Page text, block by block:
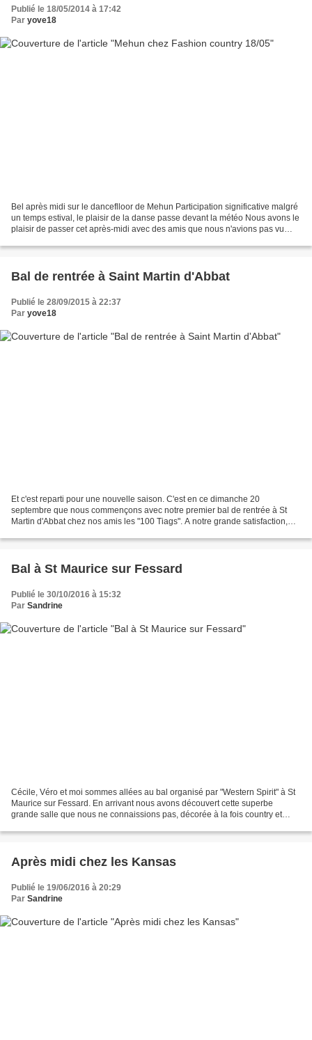
Publié le 18/05/2014 à 17:42
Par yove18
Bel après midi sur le danceflloor de Mehun Participation significative malgré
un temps estival, le plaisir de la danse passe devant la météo Nous avons le
plaisir de passer cet après-midi avec des amis que nous n'avions pas vu
Bal de rentrée à Saint Martin d'Abbat
Publié le 28/09/2015 à 22:37
Par yove18
Et c'est reparti pour une nouvelle saison. C'est en ce dimanche 20
septembre que nous commençons avec notre premier bal de rentrée à St
Martin d'Abbat chez nos amis les "100 Tiags". A notre grande satisfaction,
Bal à St Maurice sur Fessard
Publié le 30/10/2016 à 15:32
Par Sandrine
Cécile, Véro et moi sommes allées au bal organisé par "Western Spirit" à St
Maurice sur Fessard. En arrivant nous avons découvert cette superbe
grande salle que nous ne connaissions pas, décorée à la fois country et
Après midi chez les Kansas
Publié le 19/06/2016 à 20:29
Par Sandrine